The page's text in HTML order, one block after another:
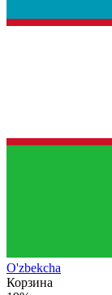
O'zbekcha
Корзина